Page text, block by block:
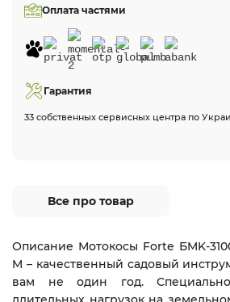
Оплата частями
Гарантия
33 собственных сервисных центра по
Все про товар
Описание Мотокосы Forte БMK-
M – качественный садовый
вам не один год.